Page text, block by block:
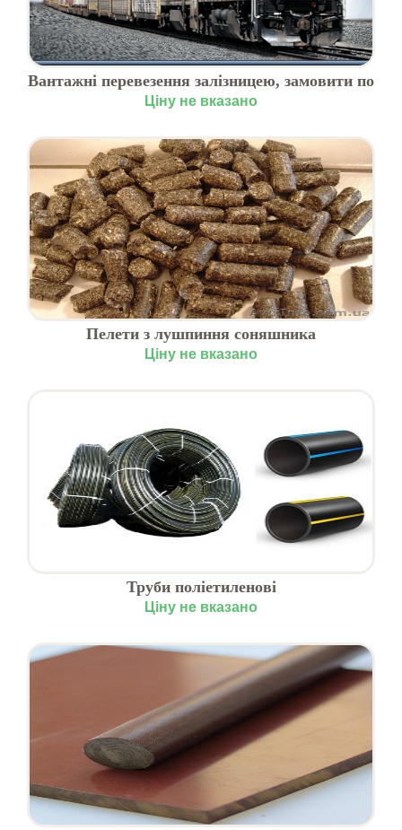
Вантажні перевезення залізницею, замовити по
Україні
Ціну не вказано
Пелети з лушпиння соняшника
Ціну не вказано
Труби поліетиленові
Ціну не вказано